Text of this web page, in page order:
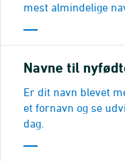
mest almindelige
Navne til
Er dit navn blevet
et fornavn og se
dag.